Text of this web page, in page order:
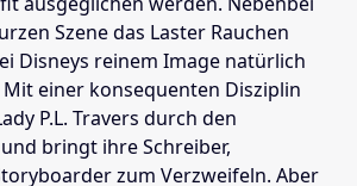
Szene das Laster Rauchen
Disneys reinem Image natürlich
einer konsequenten Disziplin
P.L. Travers durch den
bringt ihre Schreiber,
zum Verzweifeln. Aber